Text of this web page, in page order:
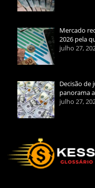
Mercado
2026 pela
julho 27,
Decisão de
panorama
julho 27,